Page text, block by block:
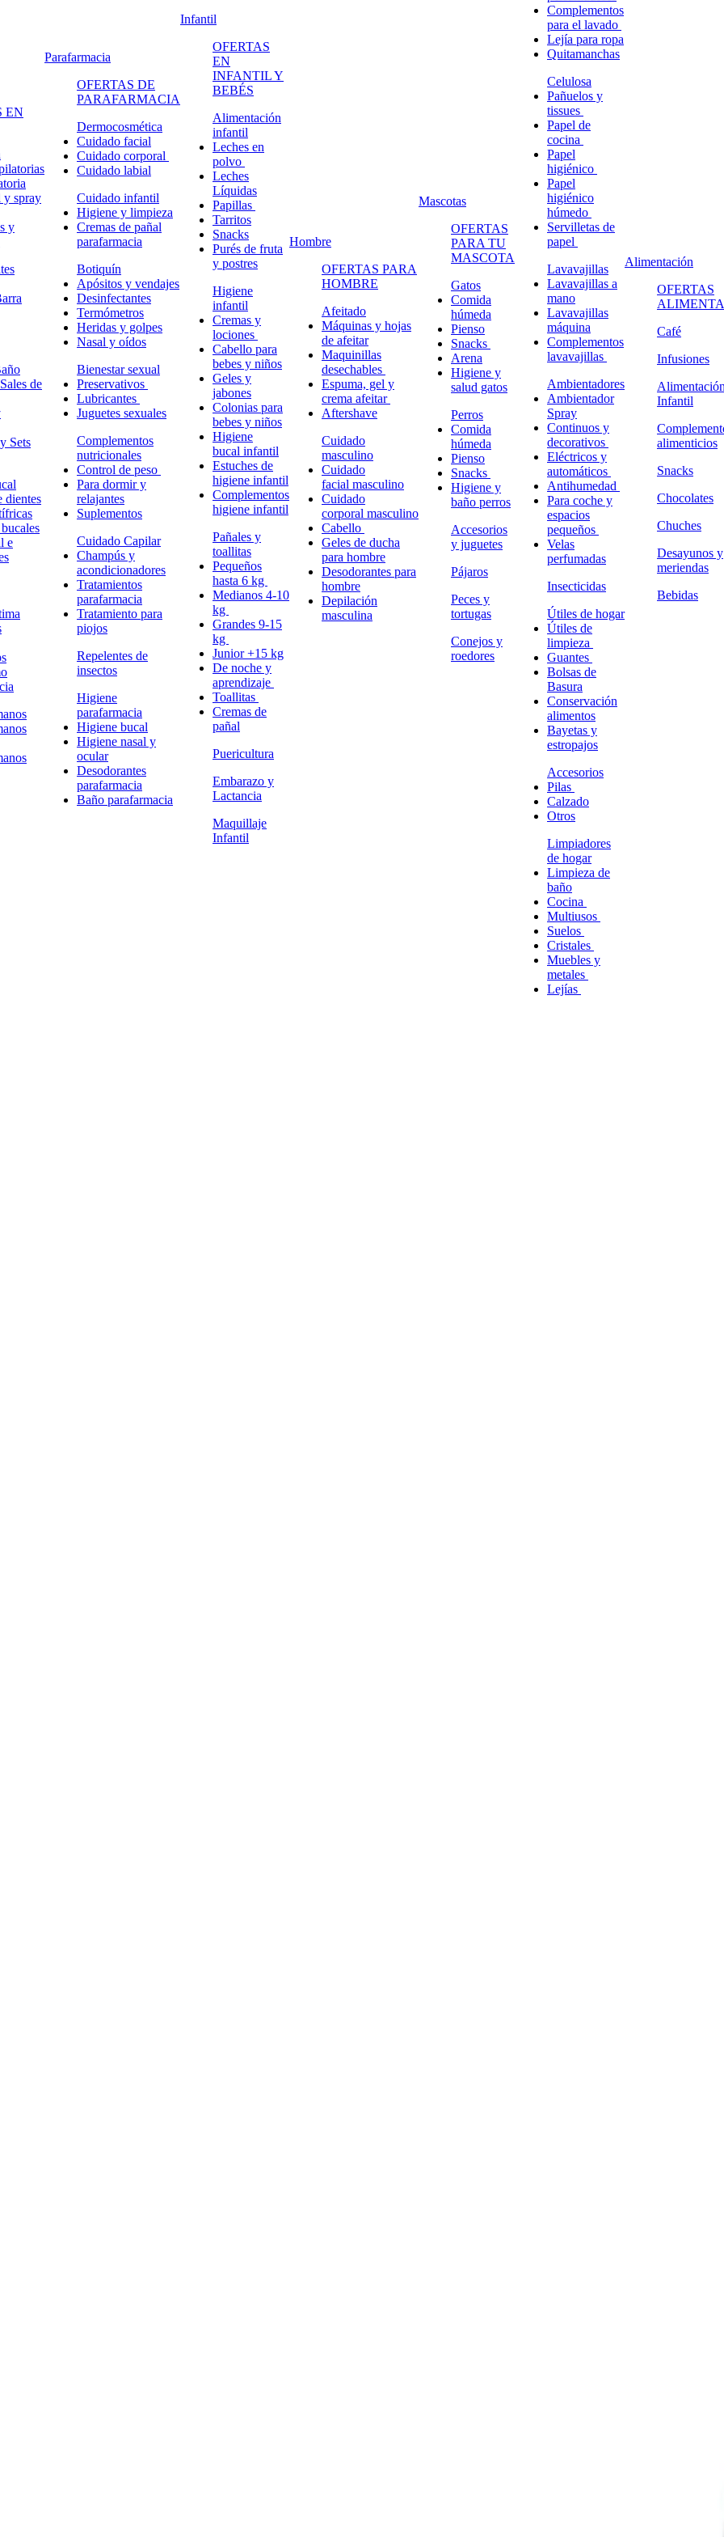
EN
y spray
y
de
Sets
dientes
e
Parafarmacia
OFERTAS DE
PARAFARMACIA
Dermocosmética
Cuidado facial
Cuidado corporal
Cuidado labial
Cuidado infantil
Higiene y limpieza
Cremas de pañal
parafarmacia
Botiquín
Apósitos y vendajes
Desinfectantes
Termómetros
Heridas y golpes
Nasal y oídos
Bienestar sexual
Preservativos
Lubricantes
Juguetes sexuales
Complementos
nutricionales
Control de peso
Para dormir y
relajantes
Suplementos
Cuidado Capilar
Champús y
acondicionadores
Tratamientos
parafarmacia
Tratamiento para
piojos
Repelentes de
insectos
Higiene
parafarmacia
Higiene bucal
Higiene nasal y
ocular
Desodorantes
parafarmacia
Baño parafarmacia
Infantil
OFERTAS
EN
INFANTIL Y
BEBÉS
Alimentación
infantil
Leches en
polvo
Leches
Líquidas
Papillas
Tarritos
Snacks
Purés de fruta
y postres
Higiene
infantil
Cremas y
lociones
Cabello para
bebes y niños
Geles y
jabones
Colonias para
bebes y niños
Higiene
bucal infantil
Estuches de
higiene infantil
Complementos
higiene infantil
Pañales y
toallitas
Pequeños
hasta 6 kg
Medianos 4-10
kg
Grandes 9-15
kg
Junior +15 kg
De noche y
aprendizaje
Toallitas
Cremas de
pañal
Puericultura
Embarazo y
Lactancia
Maquillaje
Infantil
Hombre
OFERTAS PARA
HOMBRE
Afeitado
Máquinas y hojas
de afeitar
Maquinillas
desechables
Espuma, gel y
crema afeitar
Aftershave
Cuidado
masculino
Cuidado
facial masculino
Cuidado
corporal masculino
Cabello
Geles de ducha
para hombre
Desodorantes para
hombre
Depilación
masculina
Mascotas
OFERTAS
PARA TU
MASCOTA
Gatos
Comida
húmeda
Pienso
Snacks
Arena
Higiene y
salud gatos
Perros
Comida
húmeda
Pienso
Snacks
Higiene y
baño perros
Accesorios
y juguetes
Pájaros
Peces y
tortugas
Conejos y
roedores
Complementos
para el lavado
Lejía para ropa
Quitamanchas
Celulosa
Pañuelos y
tissues
Papel de
cocina
Papel
higiénico
Papel
higiénico
húmedo
Servilletas de
papel
Lavavajillas
Lavavajillas a
mano
Lavavajillas
máquina
Complementos
lavavajillas
Ambientadores
Ambientador
Spray
Continuos y
decorativos
Eléctricos y
automáticos
Antihumedad
Para coche y
espacios
pequeños
Velas
perfumadas
Insecticidas
Útiles de hogar
Útiles de
limpieza
Guantes
Bolsas de
Basura
Conservación
alimentos
Bayetas y
estropajos
Accesorios
Pilas
Calzado
Otros
Limpiadores
de hogar
Limpieza de
baño
Cocina
Multiusos
Suelos
Cristales
Muebles y
metales
Lejías
Alimentación
OFERTAS
Café
Infusiones
Infantil
alimenticios
Snacks
Chocolates
Chuches
Desayunos y
meriendas
Bebidas